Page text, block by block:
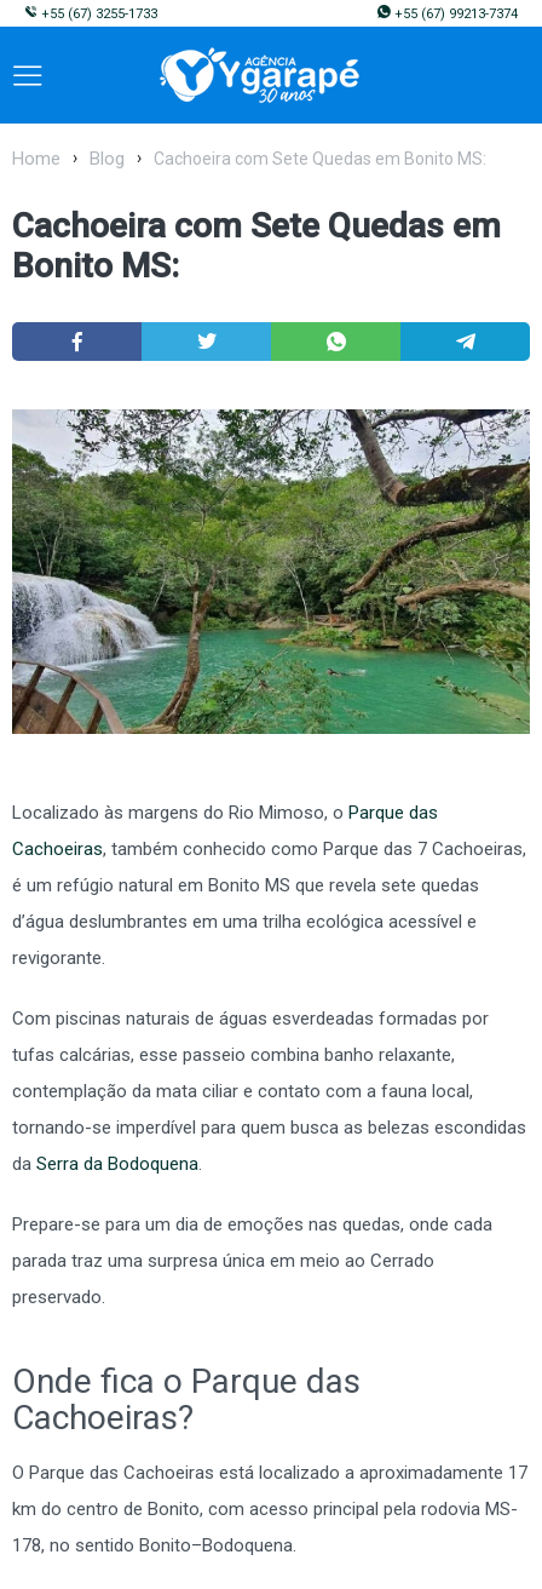
+55 (67) 3255-1733 +55 (67) 99213-7374
Home Blog Cachoeira com Sete Quedas em Bonito MS:
Cachoeira com Sete Quedas em
Bonito MS:
Localizado às margens do Rio Mimoso, o Parque das
Cachoeiras, também conhecido como Parque das 7 Cachoeiras,
é um refúgio natural em Bonito MS que revela sete quedas
d’água deslumbrantes em uma trilha ecológica acessível e
revigorante.
Com piscinas naturais de águas esverdeadas formadas por
tufas calcárias, esse passeio combina banho relaxante,
contemplação da mata ciliar e contato com a fauna local,
tornando-se imperdível para quem busca as belezas escondidas
da Serra da Bodoquena
Prepare-se para um dia de emoções nas quedas, onde cada
parada traz uma surpresa única em meio ao Cerrado
preservado.
Onde fica o Parque das
Cachoeiras?
O Parque das Cachoeiras está localizado a aproximadamente 17
km do centro de Bonito, com acesso principal pela rodovia MS-
178, no sentido Bonito–Bodoquena.